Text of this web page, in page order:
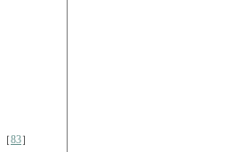
［83］